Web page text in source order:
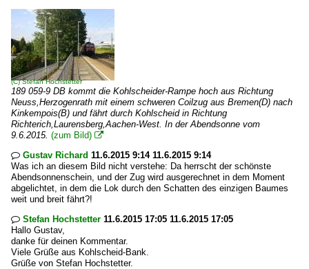
(C)Stefan Hochstetter
189 059-9 DB kommt die Kohlscheider-Rampe hoch aus Richtung
Neuss,Herzogenrath mit einem schweren Coilzug aus Bremen(D) nach
Kinkempois(B) und fährt durch Kohlscheid in Richtung
Richterich,Laurensberg,Aachen-West. In der Abendsonne vom
9.6.2015. (zum Bild) 
 Gustav Richard 11.6.2015 9:14 11.6.2015 9:14
Was ich an diesem Bild nicht verstehe: Da herrscht der schönste
Abendsonnenschein, und der Zug wird ausgerechnet in dem Moment
abgelichtet, in dem die Lok durch den Schatten des einzigen Baumes
weit und breit fährt?!
 Stefan Hochstetter 11.6.2015 17:05 11.6.2015 17:05
Hallo Gustav,
danke für deinen Kommentar.
Viele Grüße aus Kohlscheid-Bank.
Grüße von Stefan Hochstetter.